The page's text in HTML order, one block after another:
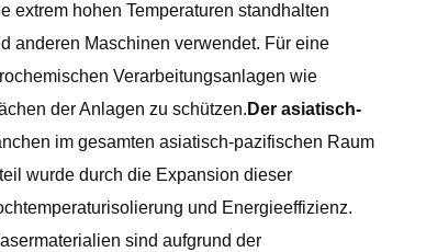
extrem hohen Temperaturen standhalten
anderen Maschinen verwendet. Für eine
Verarbeitungsanlagen wie
der Anlagen zu schützen. Der asiatisch-
im gesamten asiatisch-pazifischen Raum
wurde durch die Expansion dieser
und Energieeffizienz.
sind aufgrund der